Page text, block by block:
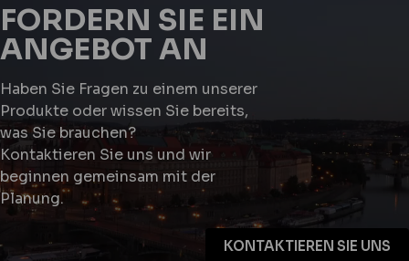
FORDERN SIE EIN
ANGEBOT AN
Haben Sie Fragen zu einem unserer
Produkte oder wissen Sie bereits,
was Sie brauchen?
Kontaktieren Sie uns und wir
beginnen gemeinsam mit der
Planung.
KONTAKTIEREN SIE UNS